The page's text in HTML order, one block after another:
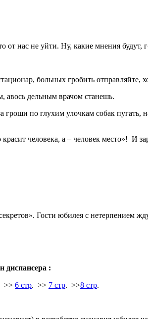
от нас не уйти. Ну, какие мнения будут,
больных гробить отправляйте,
авось дельным врачом станешь.
гроши по глухим улочкам собак
человека, а – человек место»! И
Гости юбилея с нетерпением
диспансера :
>> 6 стр. >> 7 стр. >>8 стр.